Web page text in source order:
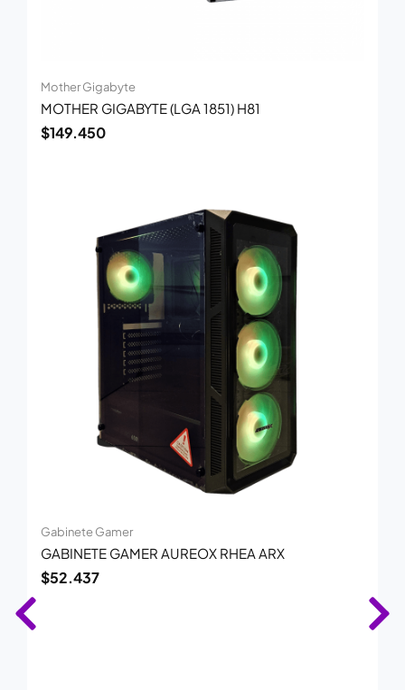
Mother Gigabyte
MOTHER GIGABYTE (LGA 1851) H81
$149.450
Gabinete Gamer
GABINETE GAMER AUREOX RHEA ARX
$52.437